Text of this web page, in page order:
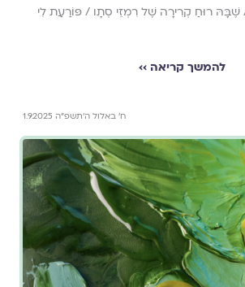
רוּחַ קְרִירָה שֶׁל רִמְזֵי סְתָו / פּוֹרַעַת לִי
להמשך קריאה ››
ח׳ באלול ה׳תשפ״ה 1.9.2025